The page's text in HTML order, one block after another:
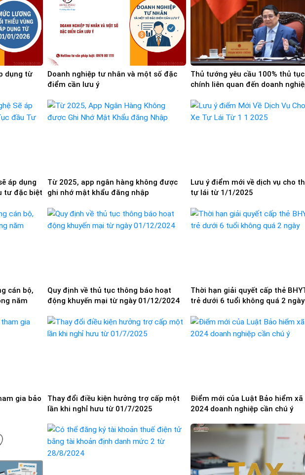
dụng từ
Doanh nghiệp tư nhân và một số đặc
điểm cần lưu ý
Thủ tướng yêu cầu 100% thủ
chính liên quan đến doanh
áp dụng
tư đặc biệt
Từ 2025, app ngân hàng không được
ghi nhớ mật khẩu đăng nhập
Lưu ý điểm mới về dịch vụ cho
tự lái từ 1/1/2025
cán bộ,
năm
Quy định về thủ tục thông báo hoạt
động khuyến mại từ ngày 01/12/2024
Thời hạn giải quyết cấp thẻ
trẻ dưới 6 tuổi không quá 2 ngày
gia bảo
Thay đổi điều kiện hưởng trợ cấp một
lần khi nghỉ hưu từ 01/7/2025
Điểm mới của Luật Bảo hiểm xã
2024 doanh nghiệp cần chú ý